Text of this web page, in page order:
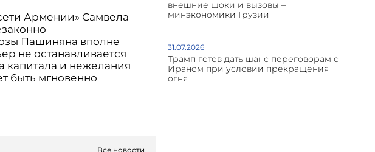
Армении» Самвела
Пашиняна вполне
не останавливается
капитала и нежелания
быть мгновенно
Все новости
внешние шоки и вызовы –
минэкономики Грузии
31.07.2026
Трамп готов дать шанс переговорам с
Ираном при условии прекращения
огня